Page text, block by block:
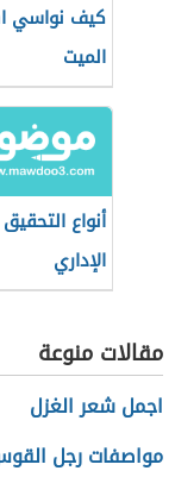
كيف نواسي
الميت
أنواع التحقيق
الإداري
مقالات منوعة
اجمل شعر الغزل
مواصفات رجل